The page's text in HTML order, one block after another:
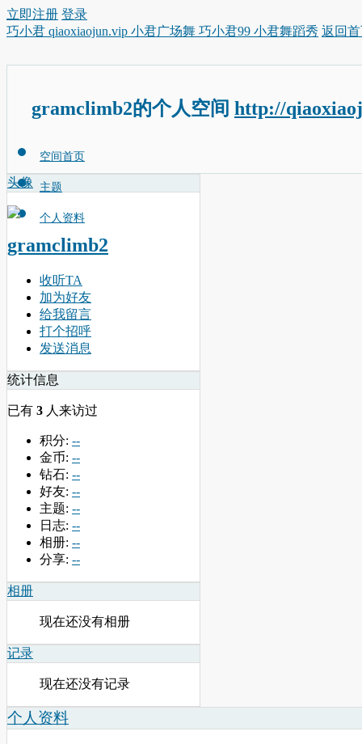
立即注册 登录
巧小君 qiaoxiaojun.vip 小君广场舞 巧小君99 小君舞蹈秀 返回
gramclimb2的个人空间 http://
空间首页
主题
个人资料
头像
gramclimb2
收听TA
加为好友
给我留言
打个招呼
发送消息
统计信息
已有 3 人来访过
积分: --
金币: --
钻石: --
好友: --
主题: --
日志: --
相册: --
分享: --
相册
现在还没有相册
记录
现在还没有记录
个人资料